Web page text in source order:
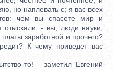
но наплевать-с; я вас всех
чем вы спасете мир и
- вы, люди науки,
заработной и прочего?
К чему приведет вас
то! - заметил Евгений